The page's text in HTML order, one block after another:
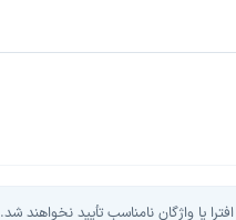
یا واژگان نامناسب تأیید نخواهند شد.